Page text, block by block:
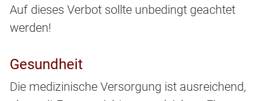
Auf dieses Verbot sollte unbedingt geachtet
werden!
Gesundheit
Die medizinische Versorgung ist ausreichend,